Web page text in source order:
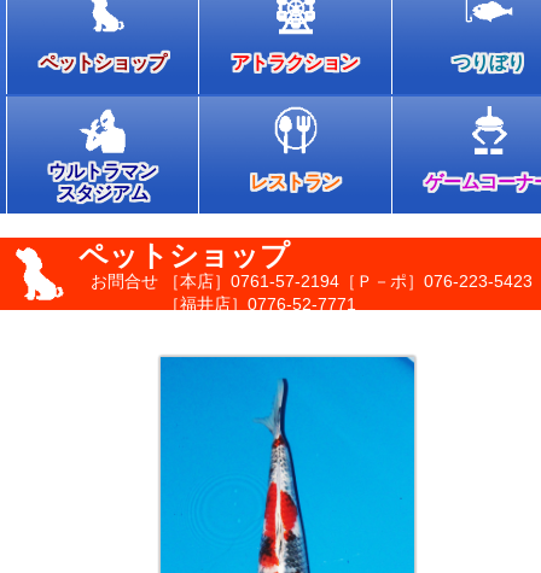
ペットショップ アトラクション つりぼり
ウルトラマン
スタジアム
レストラン ゲームコーナ
ペットショップ
お問合せ ［本店］0761-57-2194 ［Ｐ－ポ］076-223-5423
［福井店］0776-52-7771